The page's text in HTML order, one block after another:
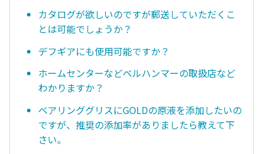
カタログが欲しいのですが郵送していただくこ
とは可能でしょうか？
デフギアにも使用可能ですか？
ホームセンターなどベルハンマーの取扱店など
わかりますか？
ベアリンググリスにGOLDの原液を添加したいの
ですが、推奨の添加率がありましたら教えて下
さい。